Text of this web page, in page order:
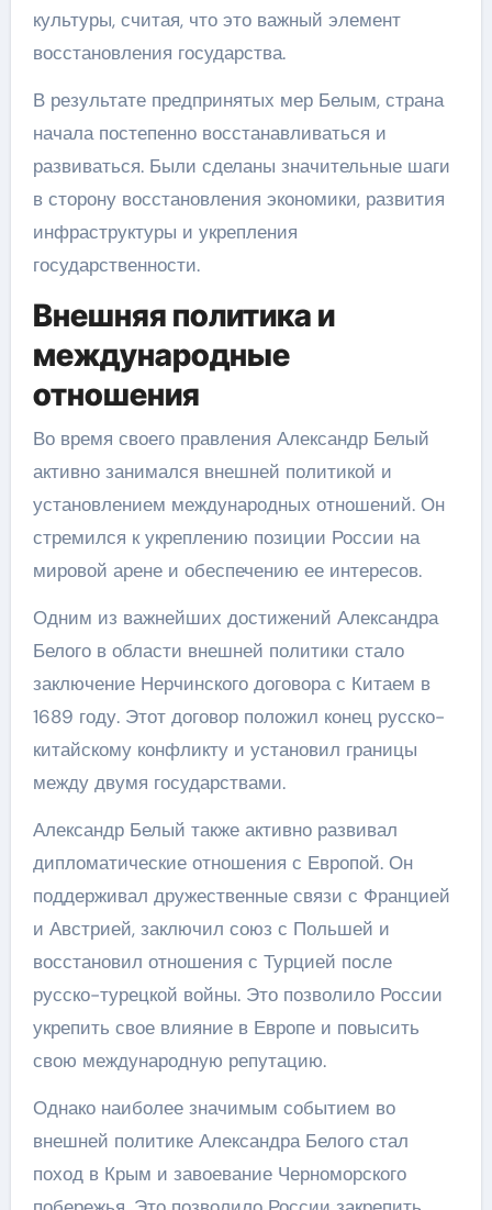
культуры, считая, что это важный элемент
восстановления государства.
В результате предпринятых мер Белым, страна
начала постепенно восстанавливаться и
развиваться. Были сделаны значительные шаги
в сторону восстановления экономики, развития
инфраструктуры и укрепления
государственности.
Внешняя политика и
международные
отношения
Во время своего правления Александр Белый
активно занимался внешней политикой и
установлением международных отношений. Он
стремился к укреплению позиции России на
мировой арене и обеспечению ее интересов.
Одним из важнейших достижений Александра
Белого в области внешней политики стало
заключение Нерчинского договора с Китаем в
1689 году. Этот договор положил конец русско-
китайскому конфликту и установил границы
между двумя государствами.
Александр Белый также активно развивал
дипломатические отношения с Европой. Он
поддерживал дружественные связи с Францией
и Австрией, заключил союз с Польшей и
восстановил отношения с Турцией после
русско-турецкой войны. Это позволило России
укрепить свое влияние в Европе и повысить
свою международную репутацию.
Однако наиболее значимым событием во
внешней политике Александра Белого стал
поход в Крым и завоевание Черноморского